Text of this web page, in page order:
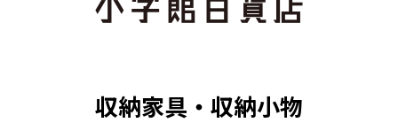
収納家具・収納小物